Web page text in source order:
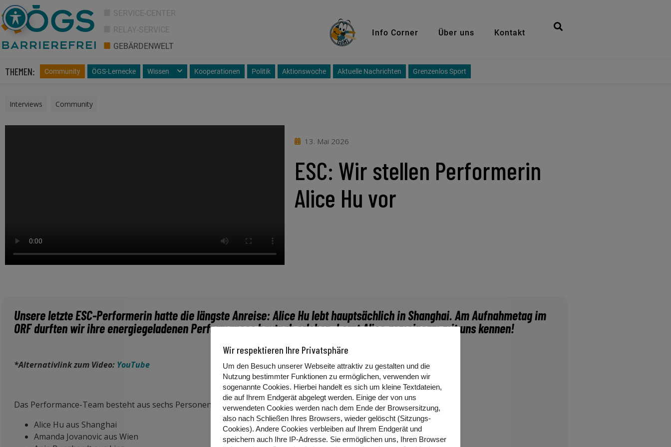
SERVICE-CENTER
RELAY-SERVICE
GEBÄRDENWELT
GeKi Info Corner Über uns Kontakt
THEMEN: Community ÖGS-Lernecke Wissen Kooperationen Politik Aktionswoche Aktuelle Nachrichten Grenzenlos Sport
Interviews Community
13. Mai 2026
ESC: Wir stellen Performerin
Alice Hu vor
Unsere letzte ESC-Performerin hatte die längste Anreise: Alice Hu lebt hauptsächlich in Shanghai. Am Aufnahmetag im
ORF durften wir ihre energiegeladenen Performances hautnah erleben. Lernt Alice gemeinsam mit uns kennen!
*Alternativlink zum Video: YouTube
Das Performance-Team besteht aus sechs Personen:
Alice Hu aus Shanghai
Amanda Jovanovic aus Wien
Wir respektieren Ihre Privatsphäre
Um den Besuch unserer Webseite attraktiv zu gestalten und die
Nutzung bestimmter Funktionen zu ermöglichen, verwenden wir
sogenannte Cookies. Hierbei handelt es sich um kleine Textdateien,
die auf Ihrem Endgerät abgelegt werden. Einige der von uns
verwendeten Cookies werden nach dem Ende der Browsersitzung,
also nach Schließen Ihres Browsers, wieder gelöscht (Sitzungs-
Cookies). Andere Cookies verbleiben auf Ihrem Endgerät und
speichern auch Ihre IP-Adresse. Sie ermöglichen uns, Ihren Browser